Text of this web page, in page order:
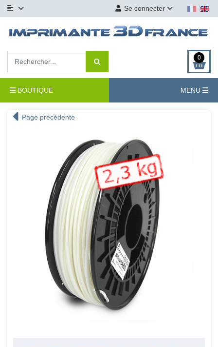
Se connecter
0
BOUTIQUE MENU
Page précédente